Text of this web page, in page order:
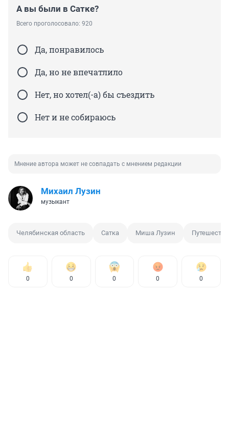
А вы были в Сатке?
Всего проголосовало: 920
Да, понравилось
Да, но не впечатлило
Нет, но хотел(-а) бы съездить
Нет и не собираюсь
Мнение автора может не совпадать с мнением редакции
Михаил Лузин
музыкант
Челябинская область Сатка Миша Лузин
0 0 0 0 0